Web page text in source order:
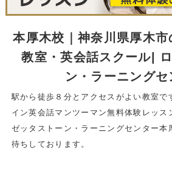
本厚木校｜神奈川県厚木
教室・英会話スクール|
ン・ラーニングセ
駅から徒歩８分とアクセスがよい教室で
イン英会話マンツーマン無料体験レッス
ゼッタストーン・ラーニングセンター本
待ちしております。